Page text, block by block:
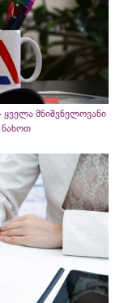
ყველა მნიშვნელოვანი
ნახოთ